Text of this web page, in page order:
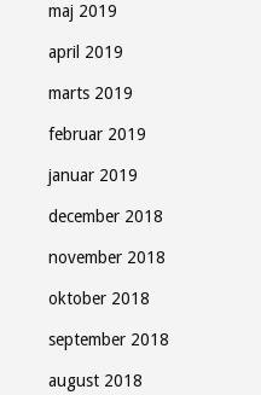
maj 2019
april 2019
marts 2019
februar 2019
januar 2019
december 2018
november 2018
oktober 2018
september 2018
august 2018